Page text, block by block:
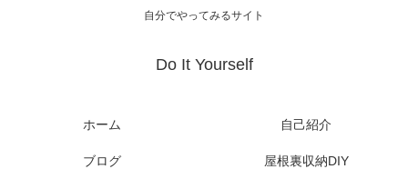
自分でやってみるサイト
Do It Yourself
ホーム 自己紹介
ブログ 屋根裏収納DIY